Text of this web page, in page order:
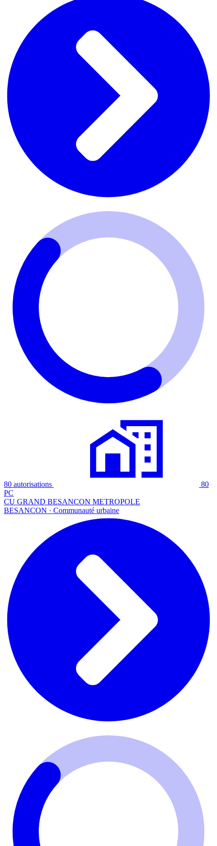
80 autorisations
80
PC
CU GRAND BESANCON METROPOLE
BESANCON · Communauté urbaine